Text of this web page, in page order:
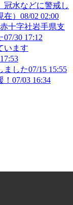
冠水などに警戒し
） 08/02 02:00
十字社岩手県支
07/30 17:12
います
ました07/15 15:55
07/03 16:34